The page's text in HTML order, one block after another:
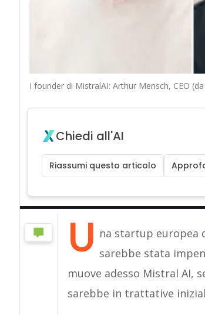
I founder di MistralAI: Arthur Mensch, CEO
Chiedi all'AI
Riassumi questo articolo
U na startup europea
sarebbe stata
muove adesso Mistral AI,
sarebbe in trattative